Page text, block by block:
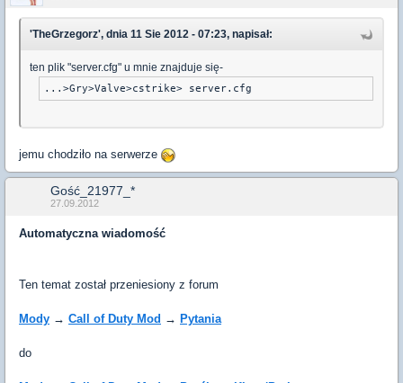
'TheGrzegorz', dnia 11 Sie 2012 - 07:23, napisał:
ten plik "server.cfg" u mnie znajduje się-
jemu chodziło na serwerze
Gość_21977_*
27.09.2012
Automatyczna wiadomość
Ten temat został przeniesiony z forum
Mody → Call of Duty Mod → Pytania
do